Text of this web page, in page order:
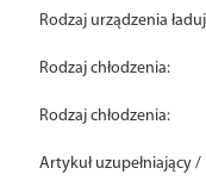
Rodzaj urządzenia
Rodzaj chłodzenia:
Rodzaj chłodzenia:
Artykuł uzupełniający